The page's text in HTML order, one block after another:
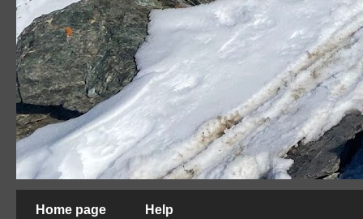
Home page Help